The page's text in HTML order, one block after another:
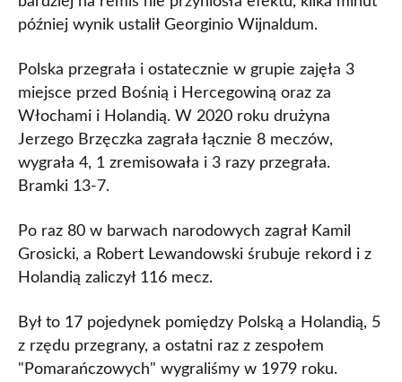
później wynik ustalił Georginio Wijnaldum.
Polska przegrała i ostatecznie w grupie zajęła 3
miejsce przed Bośnią i Hercegowiną oraz za
Włochami i Holandią. W 2020 roku drużyna
Jerzego Brzęczka zagrała łącznie 8 meczów,
wygrała 4, 1 zremisowała i 3 razy przegrała.
Bramki 13-7.
Po raz 80 w barwach narodowych zagrał Kamil
Grosicki, a Robert Lewandowski śrubuje rekord i z
Holandią zaliczył 116 mecz.
Był to 17 pojedynek pomiędzy Polską a Holandią, 5
z rzędu przegrany, a ostatni raz z zespołem
"Pomarańczowych" wygraliśmy w 1979 roku.